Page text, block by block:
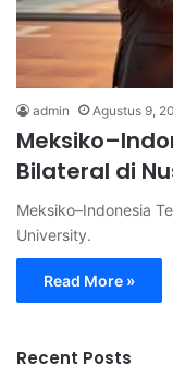
admin Agustus 9,
Bilateral di
Meksiko–Indonesia
University.
Read More »
Recent Posts